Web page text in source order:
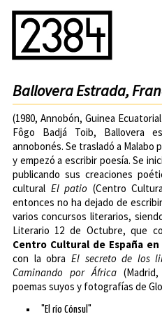
Ballovera Estrada,
(1980, Annobón, Guinea
Fôgo Badjá Toib, Ballovera
annobonés. Se trasladó a Malabo
y empezó a escribir poesía. Se
publicando sus creaciones
cultural El patio (Centro
entonces no ha dejado de
varios concursos literarios,
Literario 12 de Octubre, que
Centro Cultural de España en
con la obra El secreto de los
Caminando por África(Madrid,
poemas suyos y fotografías de
"El río Cónsul"